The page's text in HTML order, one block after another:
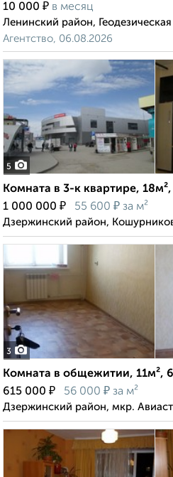
10 000 ₽ в месяц
Ленинский район, Геодезическая
Агентство, 06.08.2026
5
Комната в 3-к квартире,
1 000 000 ₽ 55 600 ₽ за м²
Дзержинский район,
3
Комната в общежитии, 11м²,
615 000 ₽ 56 000 ₽ за м²
Дзержинский район, мкр.